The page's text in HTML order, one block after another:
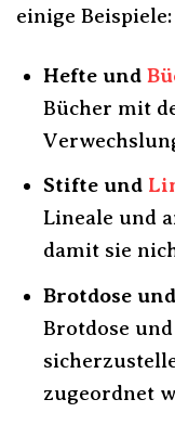
einige Beispiele:
Hefte und
Bücher mit
Stifte und
Lineale und
damit sie
Brotdose
Brotdose
zugeordnet